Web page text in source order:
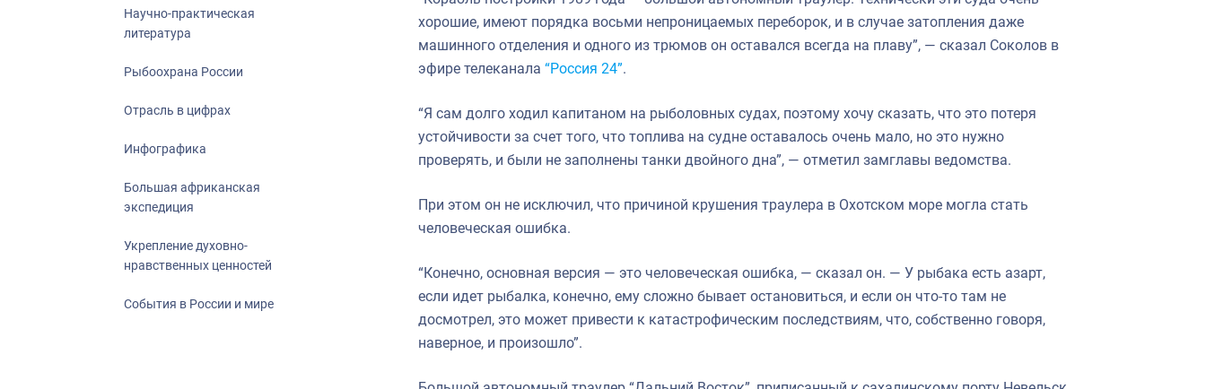
Научно-практическая
литература
Рыбоохрана России
Отрасль в цифрах
Инфографика
Большая африканская
экспедиция
Укрепление духовно-
нравственных ценностей
События в России и мире
хорошие, имеют порядка восьми непроницаемых переборок, и в случае затопления даже
машинного отделения и одного из трюмов он оставался всегда на плаву”, — сказал Соколов в
эфире телеканала “Россия 24”.
“Я сам долго ходил капитаном на рыболовных судах, поэтому хочу сказать, что это потеря
устойчивости за счет того, что топлива на судне оставалось очень мало, но это нужно
проверять, и были не заполнены танки двойного дна”, — отметил замглавы ведомства.
При этом он не исключил, что причиной крушения траулера в Охотском море могла стать
человеческая ошибка.
“Конечно, основная версия — это человеческая ошибка, — сказал он. — У рыбака есть азарт,
если идет рыбалка, конечно, ему сложно бывает остановиться, и если он что-то там не
досмотрел, это может привести к катастрофическим последствиям, что, собственно говоря,
наверное, и произошло”.